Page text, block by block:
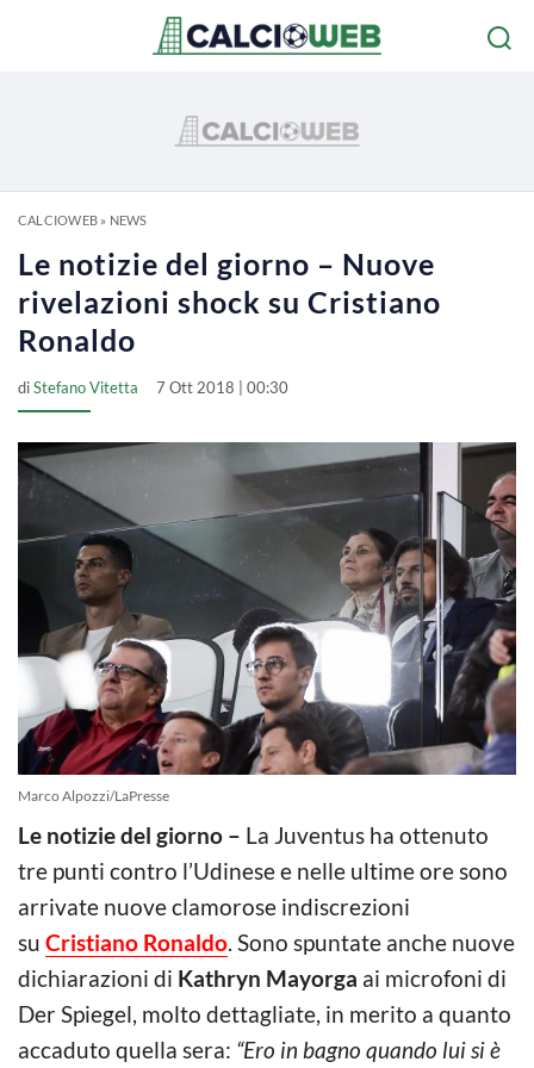
CALCIOWEB» NEWS
Le notizie del giorno – Nuove
rivelazioni shock su Cristiano
Ronaldo
diStefano Vitetta 7 Ott 2018 | 00:30
Marco Alpozzi/LaPresse
Le notizie del giorno – La Juventus ha ottenuto
tre punti contro l’Udinese e nelle ultime ore sono
arrivate nuove clamorose indiscrezioni
su Cristiano Ronaldo. Sono spuntate anche nuove
dichiarazioni di Kathryn Mayorga ai microfoni di
Der Spiegel, molto dettagliate, in merito a quanto
accaduto quella sera: “Ero in bagno quando lui si è